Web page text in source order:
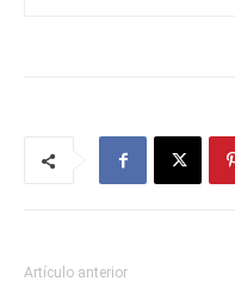
Artículo anterior